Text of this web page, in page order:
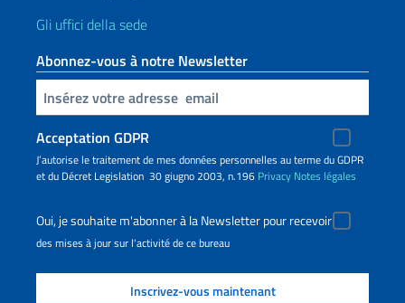
Gli uffici della sede
Abonnez-vous à notre Newsletter
Insert your email
Acceptation GDPR
J’autorise le traitement de mes données personnelles au terme du GDPR
et du Décret Legislation 30 giugno 2003, n.196 Privacy Notes légales
Oui, je souhaite m'abonner à la Newsletter pour recevoir
des mises à jour sur l'activité de ce bureau